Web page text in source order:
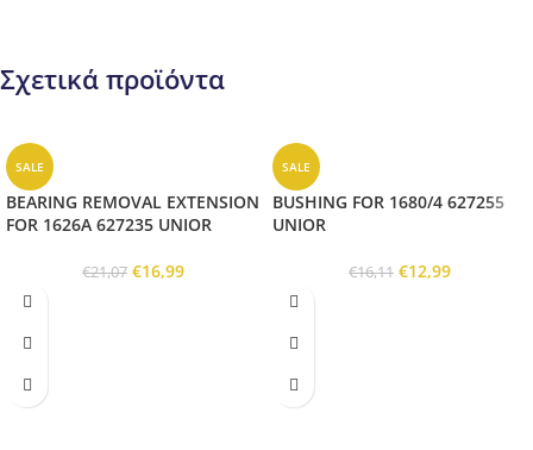
Σχετικά προϊόντα
SALE
BEARING REMOVAL EXTENSION
FOR 1626A 627235 UNIOR
€21,07 €16,99
SALE
BUSHING FOR 1680/4 627255
UNIOR
€16,11 €12,99